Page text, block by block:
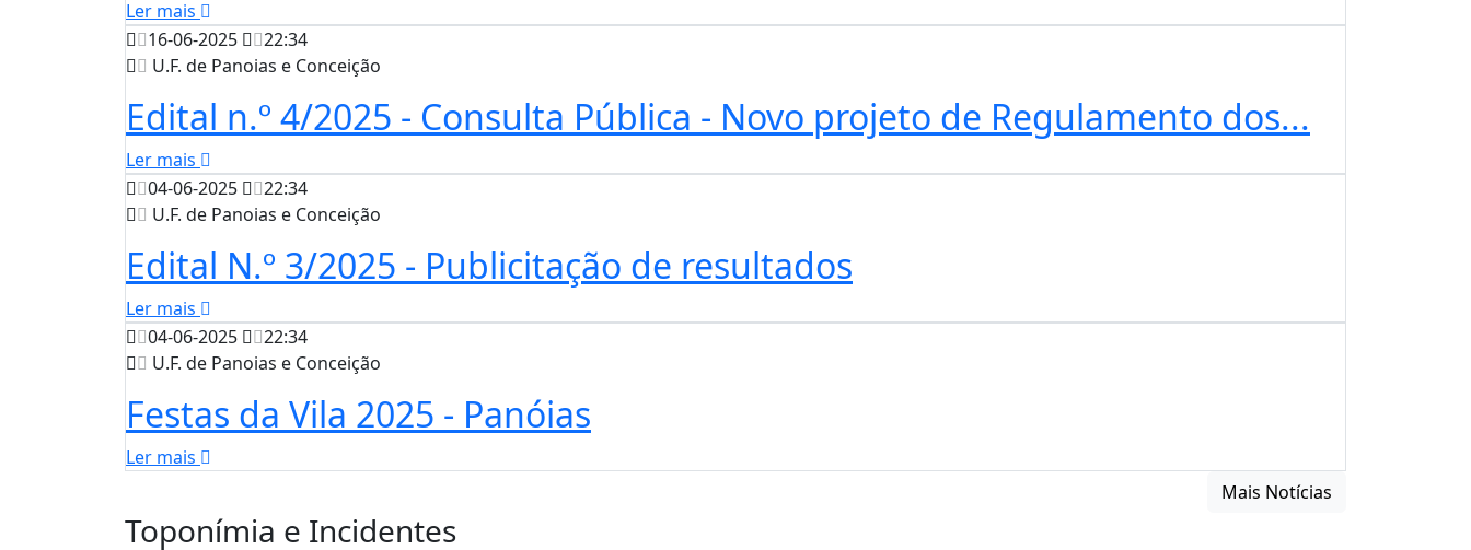
Ler mais
16-06-2025
22:34
U.F. de Panoias e Conceição
Edital n.º 4/2025 - Consulta Pública - Novo projeto de Regulamento dos...
Ler mais
04-06-2025
22:34
U.F. de Panoias e Conceição
Edital N.º 3/2025 - Publicitação de resultados
Ler mais
04-06-2025
22:34
U.F. de Panoias e Conceição
Festas da Vila 2025 - Panóias
Ler mais
Mais Notícias
Toponímia e Incidentes